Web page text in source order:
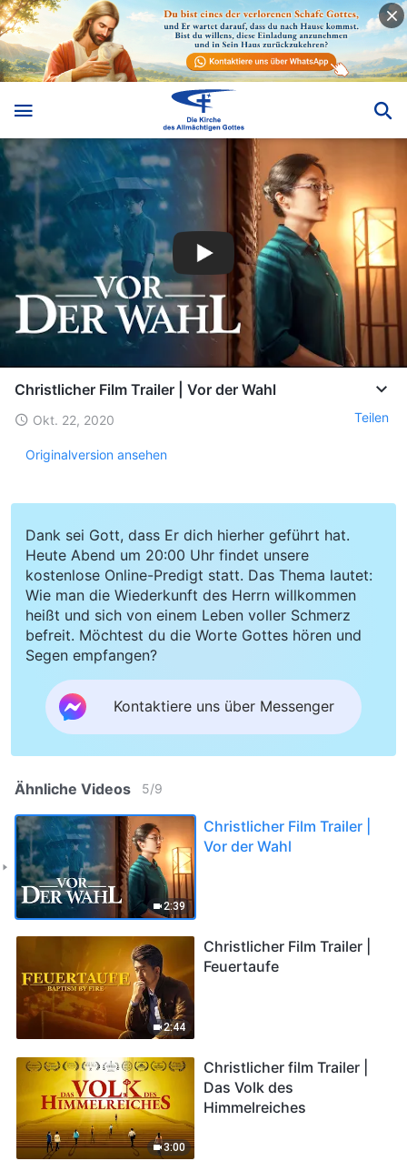
Christlicher Film Trailer | Vor der Wahl
Okt. 22, 2020 Teilen
Originalversion ansehen
Dank sei Gott, dass Er dich hierher geführt hat.
Heute Abend um 20:00 Uhr findet unsere
kostenlose Online-Predigt statt. Das Thema lautet:
Wie man die Wiederkunft des Herrn willkommen
heißt und sich von einem Leben voller Schmerz
befreit. Möchtest du die Worte Gottes hören und
Segen empfangen?
Kontaktiere uns über Messenger
Ähnliche Videos 5/9
2:39
Christlicher Film Trailer |
Vor der Wahl
2:44
Christlicher Film Trailer |
Feuertaufe
3:00
Christlicher film Trailer |
Das Volk des
Himmelreiches